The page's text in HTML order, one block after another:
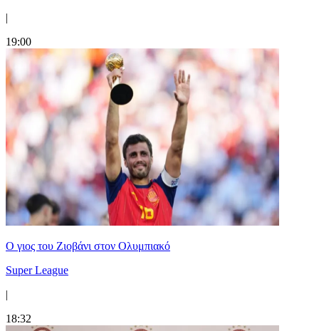
|
19:00
Ο γιος του Ζιοβάνι στον Ολυμπιακό
Super League
|
18:32